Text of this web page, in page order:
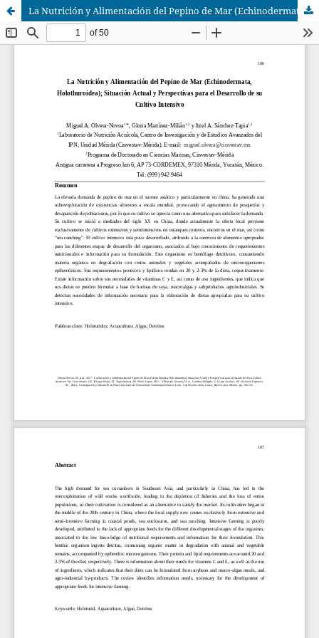
La Nutrición y Alimentación del Pepino de Mar (Echinodermata, Holothuroidea); Situación Actual y Perspectivas para el Desarrollo de su Cultivo Intensivo